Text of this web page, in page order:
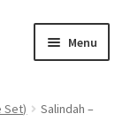
Menu
Set)
Salindah –